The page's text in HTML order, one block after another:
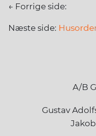
← Forrige side:
Næste side:
A/B
Gustav